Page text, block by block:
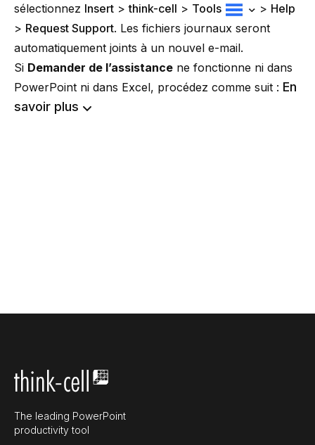
sélectionnez Insert >think-cell > Tools > Help
> Request Support. Les fichiers journaux seront
automatiquement joints à un nouvel e-mail.
Si Demander de l’assistance ne fonctionne ni dans
PowerPoint ni dans Excel, procédez comme suit : En
savoir plus
The leading PowerPoint
productivity tool